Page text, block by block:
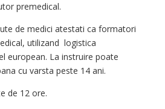
premedical.
de medici atestati ca formatori
utilizand logistica
european. La instruire poate
cu varsta peste 14 ani.
de 12 ore.